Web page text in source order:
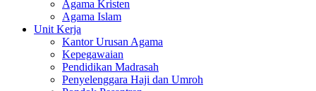
Agama Kristen
Agama Islam
Unit Kerja
Kantor Urusan Agama
Kepegawaian
Pendidikan Madrasah
Penyelenggara Haji dan Umroh